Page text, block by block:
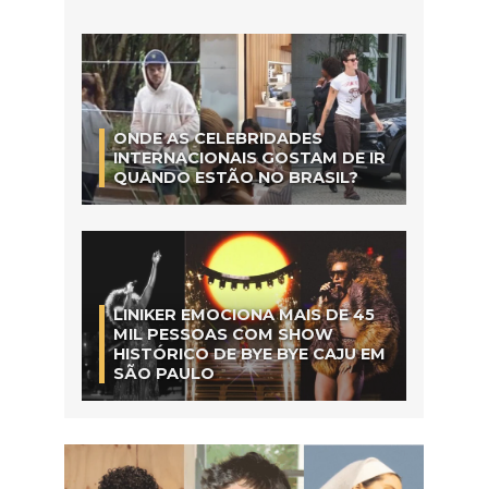
ONDE AS CELEBRIDADES
INTERNACIONAIS GOSTAM DE IR
QUANDO ESTÃO NO BRASIL?
LINIKER EMOCIONA MAIS DE 45
MIL PESSOAS COM SHOW
HISTÓRICO DE BYE BYE CAJU EM
SÃO PAULO